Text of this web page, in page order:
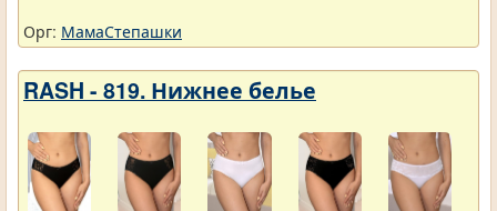
Орг: МамаСтепашки
RASH - 819. Нижнее белье